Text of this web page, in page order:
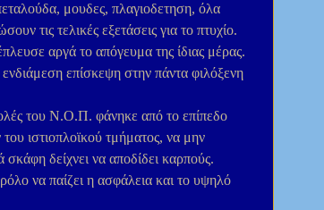
μουδες, πλαγιοδετηση, όλα
τις τελικές εξετάσεις για το πτυχίο.
αργά το απόγευμα της ίδιας μέρας.
επίσκεψη στην πάντα φιλόξενη
του Ν.Ο.Π. φάνηκε από το επίπεδο
ιστιοπλοϊκού τμήματος, να μην
δείχνει να αποδίδει καρπούς.
να παίζει η ασφάλεια και το υψηλό